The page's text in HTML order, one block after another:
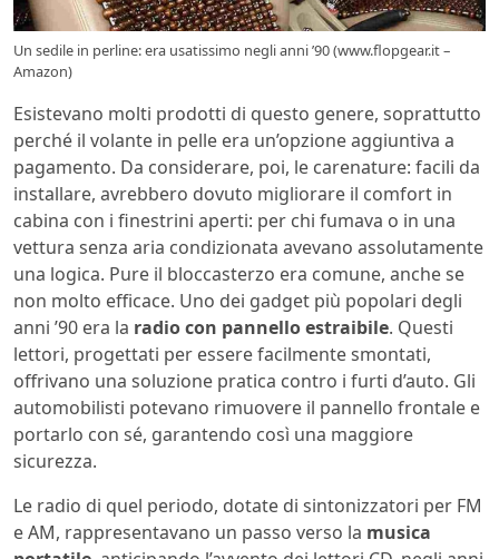
Un sedile in perline: era usatissimo negli anni ’90 (www.flopgear.it –
Amazon)
Esistevano molti prodotti di questo genere, soprattutto
perché il volante in pelle era un’opzione aggiuntiva a
pagamento. Da considerare, poi, le carenature: facili da
installare, avrebbero dovuto migliorare il comfort in
cabina con i finestrini aperti: per chi fumava o in una
vettura senza aria condizionata avevano assolutamente
una logica. Pure il bloccasterzo era comune, anche se
non molto efficace. Uno dei gadget più popolari degli
anni ’90 era la radio con pannello estraibile. Questi
lettori, progettati per essere facilmente smontati,
offrivano una soluzione pratica contro i furti d’auto. Gli
automobilisti potevano rimuovere il pannello frontale e
portarlo con sé, garantendo così una maggiore
sicurezza.
Le radio di quel periodo, dotate di sintonizzatori per FM
e AM, rappresentavano un passo verso la musica